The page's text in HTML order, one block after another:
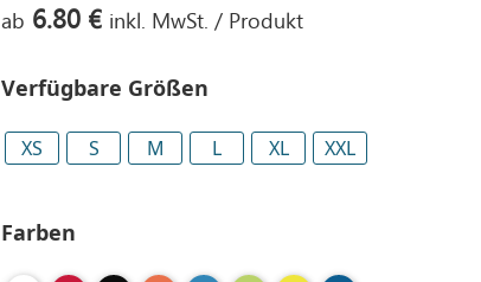
ab 6.80 € inkl. MwSt. / Produkt
Verfügbare Größen
XS S M L XL XXL
Farben